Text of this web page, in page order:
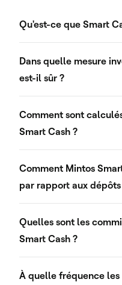
Qu'est-ce que Smart
Dans quelle mesure
est-il sûr ?
Comment sont
Smart Cash ?
Comment Mintos
par rapport aux
Quelles sont les
Smart Cash ?
À quelle fréquence